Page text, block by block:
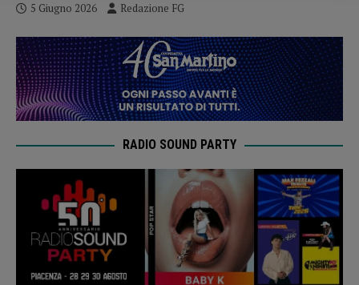
5 Giugno 2026 Redazione FG
RADIO SOUND PARTY